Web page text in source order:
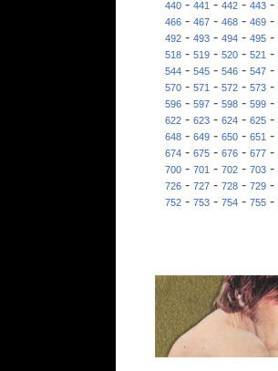
440- 441- 442- 443-
466- 467- 468- 469-
492 - 493 - 494 - 495 -
518- 519- 520- 521-
544- 545- 546- 547-
570- 571- 572- 573-
596 - 597 - 598 - 599 -
622- 623- 624- 625-
648- 649- 650- 651-
674- 675- 676- 677-
700 - 701 - 702 - 703 -
726- 727- 728- 729-
752- 753- 754- 755-